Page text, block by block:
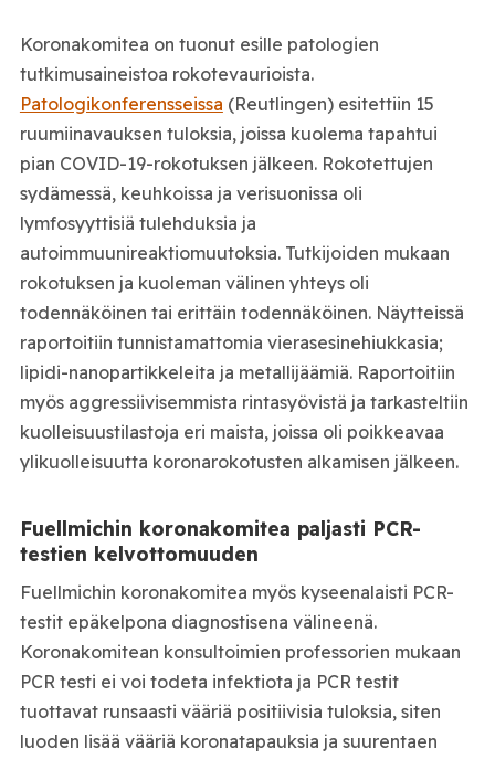
Koronakomitea on tuonut esille patologien
tutkimusaineistoa rokotevaurioista.
Patologikonferensseissa (Reutlingen) esitettiin 15
ruumiinavauksen tuloksia, joissa kuolema tapahtui
pian COVID-19-rokotuksen jälkeen. Rokotettujen
sydämessä, keuhkoissa ja verisuonissa oli
lymfosyyttisiä tulehduksia ja
autoimmuunireaktiomuutoksia. Tutkijoiden mukaan
rokotuksen ja kuoleman välinen yhteys oli
todennäköinen tai erittäin todennäköinen. Näytteissä
raportoitiin tunnistamattomia vierasesinehiukkasia;
lipidi-nanopartikkeleita ja metallijäämiä. Raportoitiin
myös aggressiivisemmista rintasyövistä ja tarkasteltiin
kuolleisuustilastoja eri maista, joissa oli poikkeavaa
ylikuolleisuutta koronarokotusten alkamisen jälkeen.
Fuellmichin koronakomitea paljasti PCR-
testien kelvottomuuden
Fuellmichin koronakomitea myös kyseenalaisti PCR-
testit epäkelpona diagnostisena välineenä.
Koronakomitean konsultoimien professorien mukaan
PCR testi ei voi todeta infektiota ja PCR testit
tuottavat runsaasti vääriä positiivisia tuloksia, siten
luoden lisää vääriä koronatapauksia ja suurentaen